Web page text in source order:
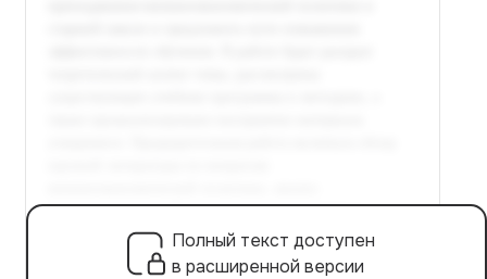
Полный текст доступен
в расширенной версии